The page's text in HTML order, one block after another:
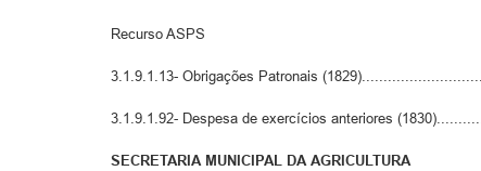
Recurso ASPS
3.1.9.1.13- Obrigações Patronais
3.1.9.1.92- Despesa de exercícios anteriores
SECRETARIA MUNICIPAL DA AGRICULTURA